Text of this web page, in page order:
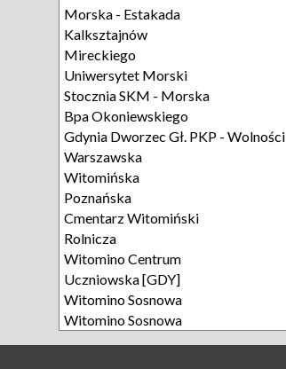
Morska - Estakada
Kalksztajnów
Mireckiego
Uniwersytet Morski
Stocznia SKM - Morska
Bpa Okoniewskiego
Gdynia Dworzec Gł. PKP - Wolności
Warszawska
Witomińska
Poznańska
Cmentarz Witomiński
Rolnicza
Witomino Centrum
Uczniowska [GDY]
Witomino Sosnowa
Witomino Sosnowa